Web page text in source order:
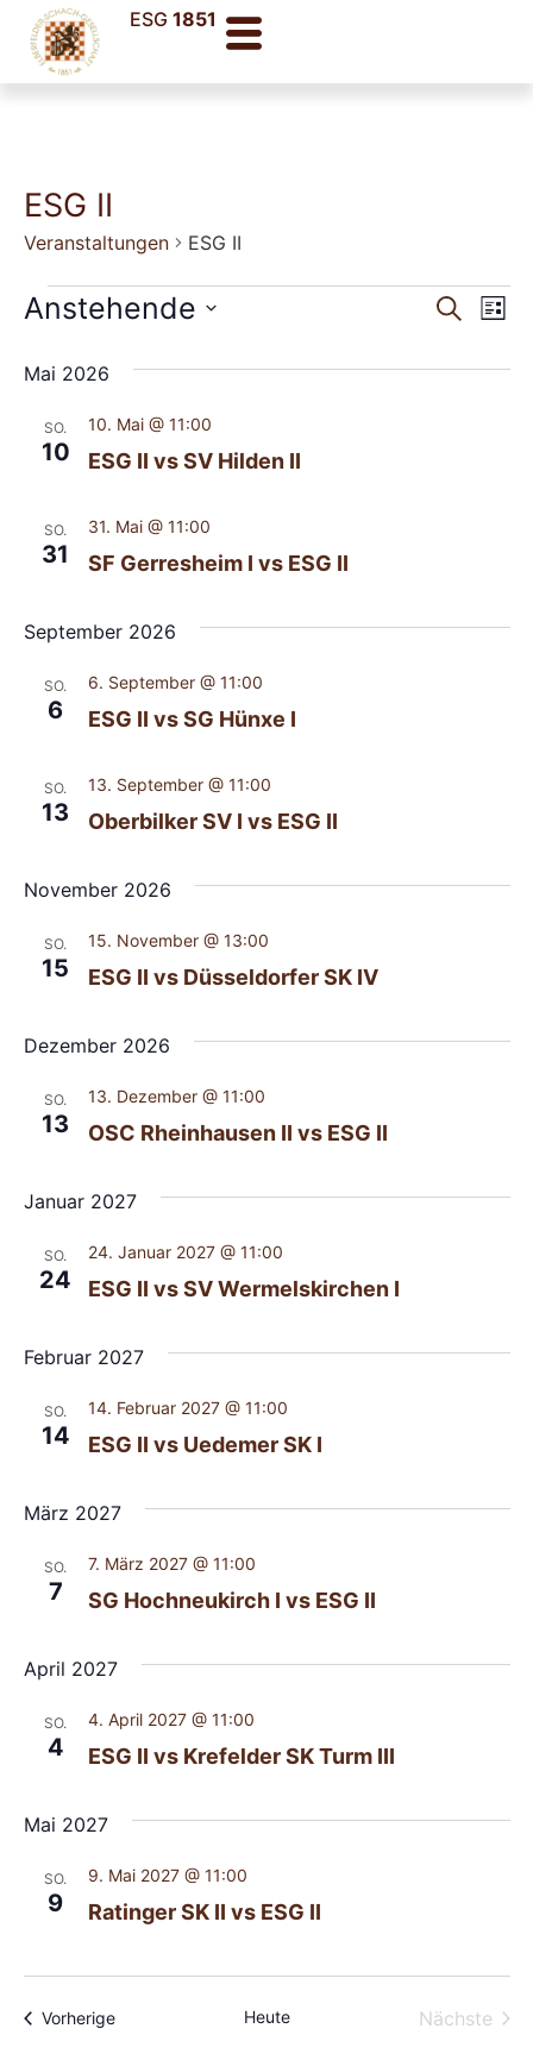
ESG1851
ESG II
Veranstaltungen ESG II
SucheListe
Anstehende
Mai 2026
SO.
10 ESG II vs SV Hilden II
10. Mai @ 11:00
SO.
31 SF Gerresheim I vs ESG II
31. Mai @ 11:00
September 2026
SO.
6 ESG II vs SG Hünxe I
6. September @ 11:00
SO.
13 Oberbilker SV I vs ESG II
13. September @ 11:00
November 2026
SO.
15 ESG II vs Düsseldorfer SK IV
15. November @ 13:00
Dezember 2026
SO.
13 OSC Rheinhausen II vs ESG II
13. Dezember @ 11:00
Januar 2027
SO.
24 ESG II vs SV Wermelskirchen I
24. Januar 2027 @ 11:00
Februar 2027
SO.
14 ESG II vs Uedemer SK I
14. Februar 2027 @ 11:00
März 2027
SO.
7 SG Hochneukirch I vs ESG II
7. März 2027 @ 11:00
April 2027
SO.
4 ESG II vs Krefelder SK Turm III
4. April 2027 @ 11:00
Mai 2027
SO.
9 Ratinger SK II vs ESG II
9. Mai 2027 @ 11:00
VorherigeVeranstaltungen Heute Nächste